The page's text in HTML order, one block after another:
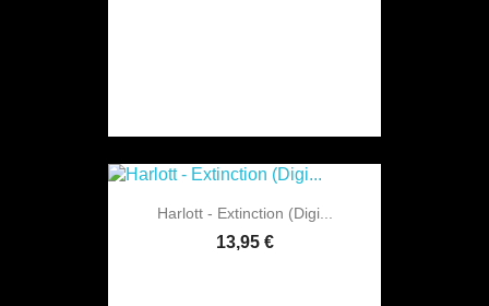
Harlott - Extinction (Digi...
13,95 €